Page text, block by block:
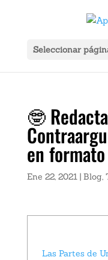
Seleccionar
🤓
en
Ene 22, 2021| Blog,
Las Partes de